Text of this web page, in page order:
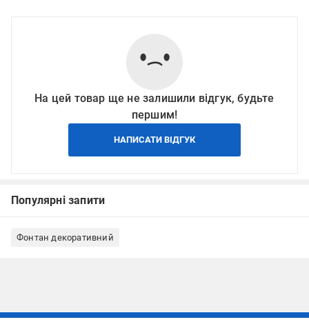
На цей товар ще не залишили відгук, будьте
першим!
НАПИСАТИ ВІДГУК
Популярні запити
Фонтан декоративний